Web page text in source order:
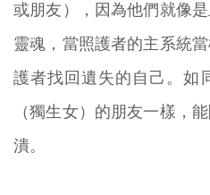
或朋友），因為他們就像
靈魂，當照護者的主系統
護者找回遺失的自己。如
（獨生女）的朋友一樣，
潰。